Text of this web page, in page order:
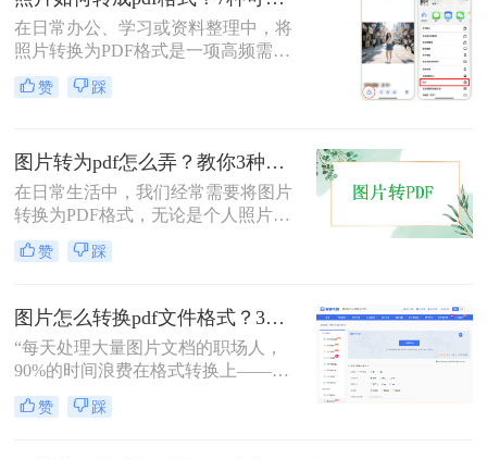
台兼容性好、文件体积相对较小、易
于分享等优点，因此成为文档处理的
首选格式。本文将详细介绍5种实用
的图片转PDF方法，帮助您快速解决
转换需求。
在日常办公、学习或资料整理中，将
照片转换为PDF格式是一项高频需
求。无论是扫描的合同、手写笔记，
还是拍摄的证件、课件，统一的PDF
择高效、安全且无需付费的方法？本
文将基于实际使用经验，为您梳理7
种照片如何转成PDF格式的实用方
方式，帮助您根据场景灵活选用。
赞 踩
图片转为pdf怎么弄？教你3种常用转换方法！
在日常生活中，我们经常需要将图片
转换为PDF格式，无论是个人照片管
理、证件扫描，还是商业和行政领域
的文档整理、合同协议，这种转换都
全性。那么图片转为pdf怎么弄呢？本
文将介绍三种将图片转换为PDF的方
法。
赞 踩
图片怎么转换pdf文件格式？3种高效方法全解析，职场人必备技能！
“每天处理大量图片文档的职场人，
90%的时间浪费在格式转换上——这
不是技术问题，而是方法误区。” 作
为深耕办公软件测评多年的博主，小
赞 踩